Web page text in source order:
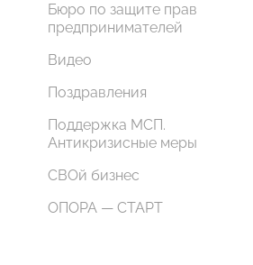
Бюро по защите прав
предпринимателей
Видео
Поздравления
Поддержка МСП.
Антикризисные меры
СВОй бизнес
ОПОРА — СТАРТ